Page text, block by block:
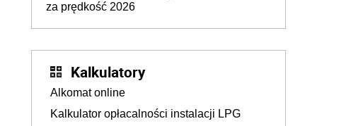
za prędkość 2026
Kalkulatory
Alkomat online
Kalkulator opłacalności instalacji LPG